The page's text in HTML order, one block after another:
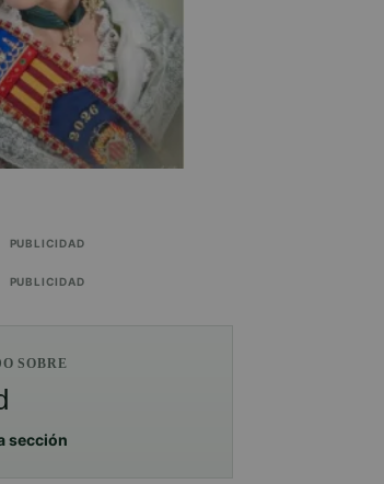
PUBLICIDAD
PUBLICIDAD
SOBRE
sección